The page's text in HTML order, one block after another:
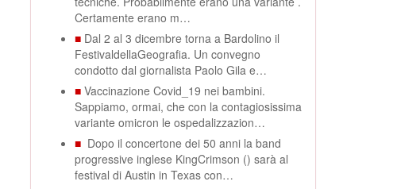
Certamente erano m…
■ Dal 2 al 3 dicembre torna a Bardolino il
FestivaldellaGeografia. Un convegno
condotto dal giornalista Paolo Gila e…
■ Vaccinazione Covid_19 nei bambini.
Sappiamo, ormai, che con la contagiosissima
variante omicron le ospedalizzazion…
■ Dopo il concertone dei 50 anni la band
progressive inglese KingCrimson () sarà al
festival di Austin in Texas con…